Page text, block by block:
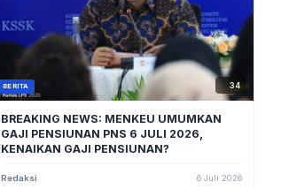
BERITA 34
BREAKING NEWS: MENKEU UMUMKAN
GAJI PENSIUNAN PNS 6 JULI 2026,
KENAIKAN GAJI PENSIUNAN?
Redaksi 6 Juli 2026